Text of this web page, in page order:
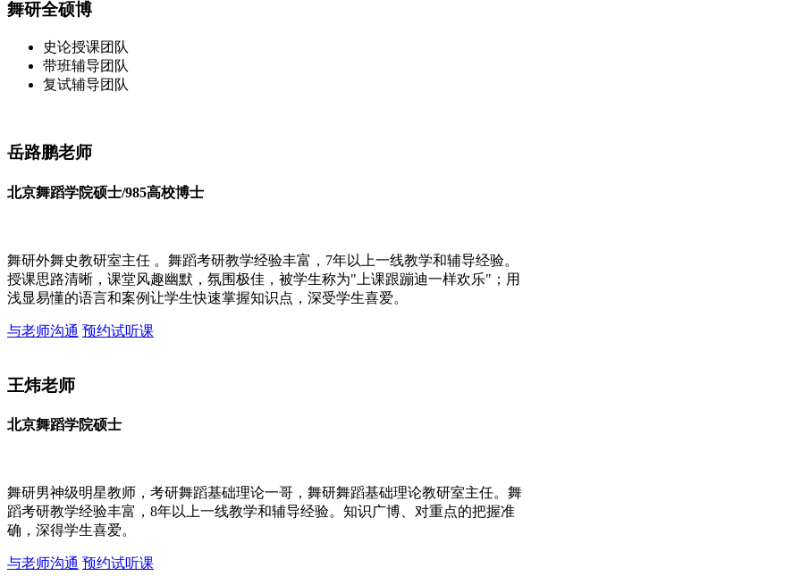
舞研全硕博
史论授课团队
带班辅导团队
复试辅导团队
岳路鹏老师
北京舞蹈学院硕士/985高校博士
舞研外舞史教研室主任 。舞蹈考研教学经验丰富，7年以上一线教学和辅导经验。
授课思路清晰，课堂风趣幽默，氛围极佳，被学生称为"上课跟蹦迪一样欢乐"；用
浅显易懂的语言和案例让学生快速掌握知识点，深受学生喜爱。
与老师沟通 预约试听课
王炜老师
北京舞蹈学院硕士
舞研男神级明星教师，考研舞蹈基础理论一哥，舞研舞蹈基础理论教研室主任。舞
蹈考研教学经验丰富，8年以上一线教学和辅导经验。知识广博、对重点的把握准
确，深得学生喜爱。
与老师沟通 预约试听课